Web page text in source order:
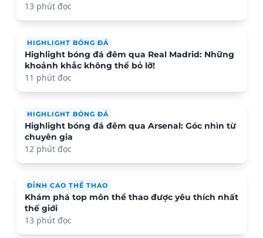
13 phút đọc
HIGHLIGHT BÓNG ĐÁ
Highlight bóng đá đêm qua Real Madrid: Những
khoảnh khắc không thể bỏ lỡ!
11 phút đọc
HIGHLIGHT BÓNG ĐÁ
Highlight bóng đá đêm qua Arsenal: Góc nhìn từ
chuyên gia
12 phút đọc
ĐỈNH CAO THỂ THAO
Khám phá top môn thể thao được yêu thích nhất
thế giới
13 phút đọc